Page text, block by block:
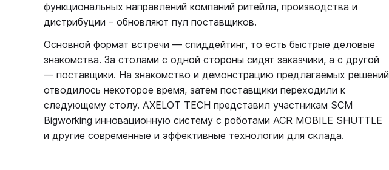
функциональных направлений компаний ритейла, производства и
дистрибуции – обновляют пул поставщиков.
Основной формат встречи — спиддейтинг, то есть быстрые деловые
знакомства. За столами с одной стороны сидят заказчики, а с другой
— поставщики. На знакомство и демонстрацию предлагаемых решений
отводилось некоторое время, затем поставщики переходили к
следующему столу. AXELOT TECH представил участникам SCM
Bigworking инновационную систему с роботами ACR MOBILE SHUTTLE
и другие современные и эффективные технологии для склада.